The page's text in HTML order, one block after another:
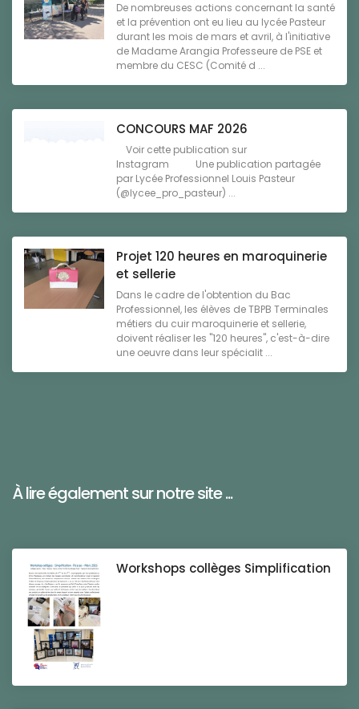
De nombreuses actions concernant la santé
et la prévention ont eu lieu au lycée Pasteur
durant les mois de mars et avril, à l'initiative
de Madame Arangia Professeure de PSE et
membre du CESC (Comité d ...
CONCOURS MAF 2026
Voir cette publication sur
Instagram Une publication partagée
par Lycée Professionnel Louis Pasteur
(@lycee_pro_pasteur) ...
Projet 120 heures en maroquinerie
et sellerie
Dans le cadre de l'obtention du Bac
Professionnel, les élèves de TBPB Terminales
métiers du cuir maroquinerie et sellerie,
doivent réaliser les "120 heures", c'est-à-dire
une oeuvre dans leur spécialit ...
À lire également sur notre site ...
Workshops collèges Simplification